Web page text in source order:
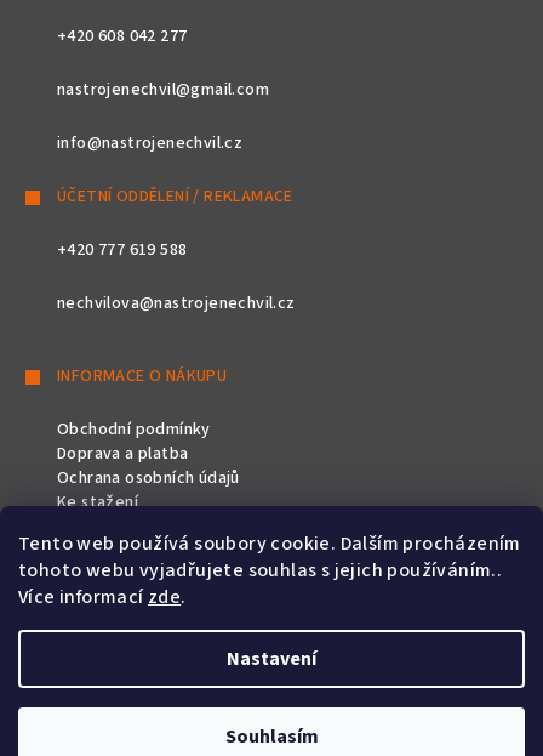
Tento web používá soubory cookie. Dalším procházením
tohoto webu vyjadřujete souhlas s jejich používáním..
Více informacízde.
Nastavení
Souhlasím
+420 608 042 277
nastrojenechvil@gmail.com
info@nastrojenechvil.cz
ÚČETNÍ ODDĚLENÍ / REKLAMACE
+420 777 619 588
nechvilova@nastrojenechvil.cz
INFORMACE O NÁKUPU
Obchodní podmínky
Doprava a platba
Ochrana osobních údajů
Ke stažení
SLEDUJTE NÁS